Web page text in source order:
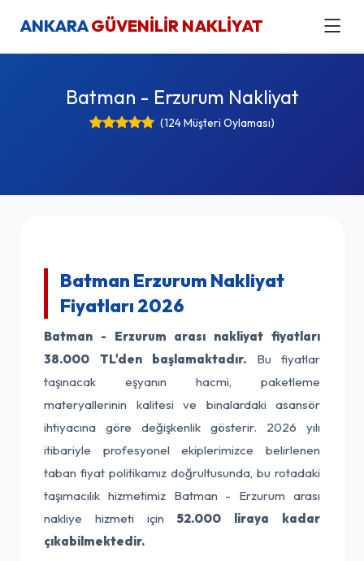
ANKARAGÜVENİLİR NAKLİYAT
Batman - Erzurum Nakliyat
(124 Müşteri Oylaması)
Batman Erzurum Nakliyat
Fiyatları 2026
Batman - Erzurum arası nakliyat fiyatları
38.000 TL'den başlamaktadır. Bu fiyatlar
taşınacak eşyanın hacmi, paketleme
materyallerinin kalitesi ve binalardaki asansör
ihtiyacına göre değişkenlik gösterir. 2026 yılı
itibariyle profesyonel ekiplerimizce belirlenen
taban fiyat politikamız doğrultusunda, bu rotadaki
taşımacılık hizmetimiz Batman - Erzurum arası
nakliye hizmeti için52.000 liraya kadar
çıkabilmektedir.